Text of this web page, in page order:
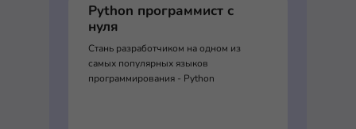
Python программист с
нуля
Стань разработчиком на одном из
самых популярных языков
программирования - Python